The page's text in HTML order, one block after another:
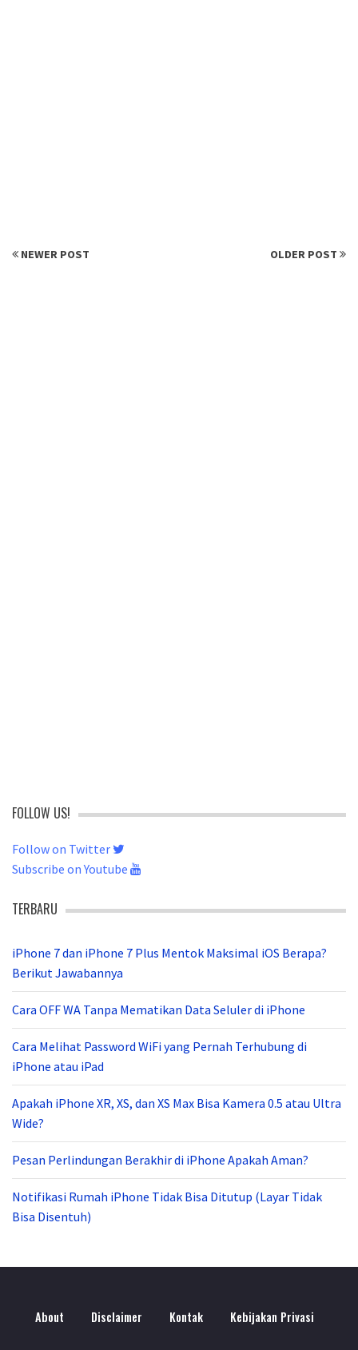
NEWER POST OLDER POST
FOLLOW US!
Follow on Twitter
Subscribe on Youtube
TERBARU
iPhone 7 dan iPhone 7 Plus Mentok Maksimal iOS Berapa?
Berikut Jawabannya
Cara OFF WA Tanpa Mematikan Data Seluler di iPhone
Cara Melihat Password WiFi yang Pernah Terhubung di
iPhone atau iPad
Apakah iPhone XR, XS, dan XS Max Bisa Kamera 0.5 atau Ultra
Wide?
Pesan Perlindungan Berakhir di iPhone Apakah Aman?
Notifikasi Rumah iPhone Tidak Bisa Ditutup (Layar Tidak
Bisa Disentuh)
About Disclaimer Kontak Kebijakan Privasi